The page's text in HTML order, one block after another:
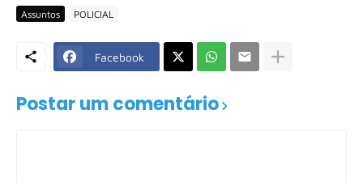
Assuntos POLICIAL
Facebook
Postar um comentário